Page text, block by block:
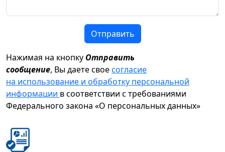
Отправить
Нажимая на кнопку Отправить
сообщение, Вы даете своесогласие
на использование и обработку персональной
информации в соответствии с требованиями
Федерального закона «О персональных данных»